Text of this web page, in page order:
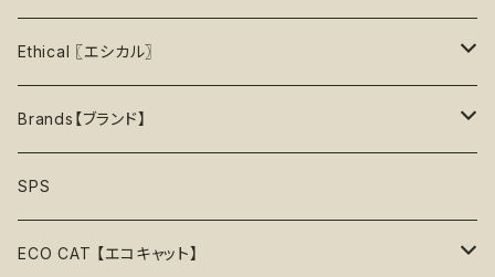
40%OFF
ロープトイ【紐】
フリスビー
音鳴るおもちゃ
音鳴らないおもちゃ
セーター
アクセサリー
リボン
バンダナ
スリーブレス・ノースリーブ
リード穴付き
リックマット
おやつ型
ウォーターボウル
首輪
ハーネス
お洋服
首輪
ハーネス
おもちゃ
お洋服
首輪
ハーネス
Ethical 〖エシカル〗
Sustainable〖サスティナブル〗
Organic〖オーガニック〗
Vegan〖ヴィーガン〗
Brands【ブランド】
Alqo Wasi
Animals in Charge
SPS
ECO CAT 【エコキャット】